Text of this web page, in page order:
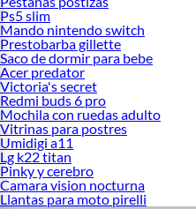
Ps5 slim
Mando nintendo switch
Prestobarba gillette
Saco de dormir para bebe
Acer predator
Victoria's secret
Redmi buds 6 pro
Mochila con ruedas adulto
Vitrinas para postres
Umidigi a11
Lg k22 titan
Pinky y cerebro
Camara vision nocturna
Llantas para moto pirelli